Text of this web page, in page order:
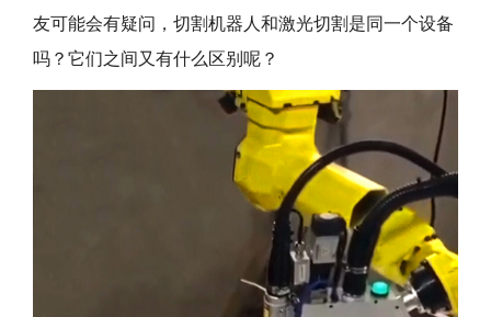
友可能会有疑问，切割机器人和激光切割是同一个设备
吗？它们之间又有什么区别呢？